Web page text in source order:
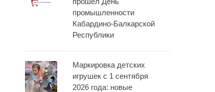
промышленности
Кабардино-Балкарской
Республики
Маркировка детских
игрушек с 1 сентября
2026 года: новые